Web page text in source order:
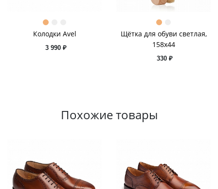
Колодки Avel
3 990 ₽
Щётка для обуви светлая,
158x44
330 ₽
Похожие товары